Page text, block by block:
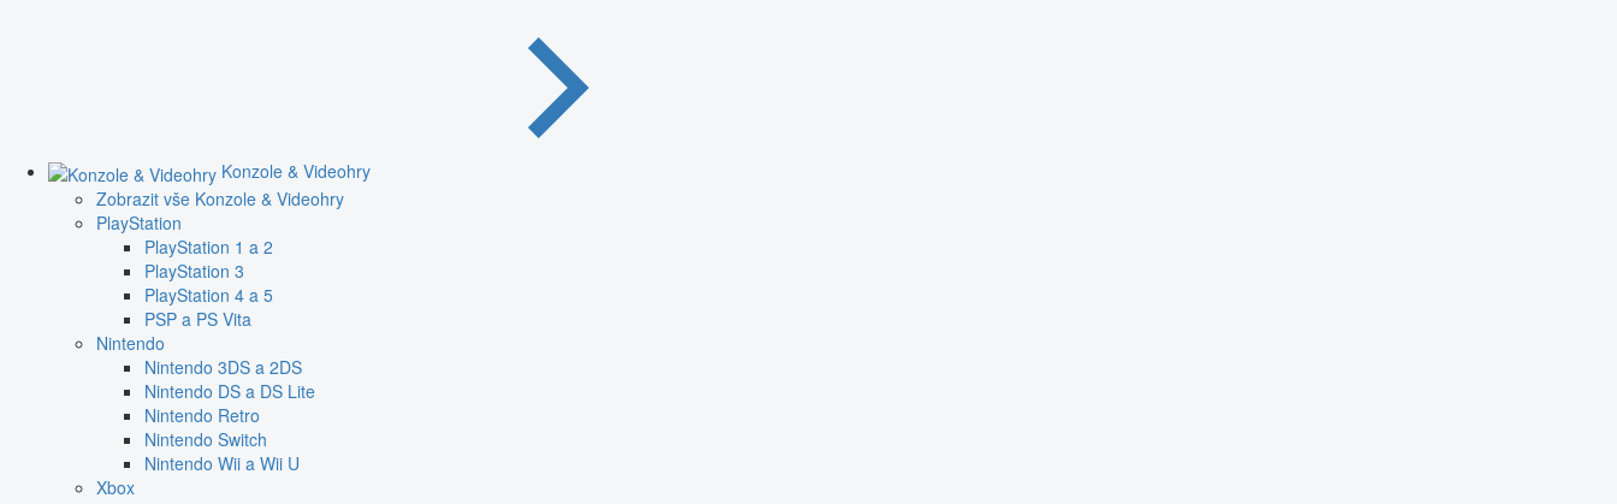
Konzole & Videohry
Zobrazit vše Konzole & Videohry
PlayStation
PlayStation 1 a 2
PlayStation 3
PlayStation 4 a 5
PSP a PS Vita
Nintendo
Nintendo 3DS a 2DS
Nintendo DS a DS Lite
Nintendo Retro
Nintendo Switch
Nintendo Wii a Wii U
Xbox